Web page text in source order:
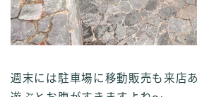
週末には駐車場に移動販売も来店